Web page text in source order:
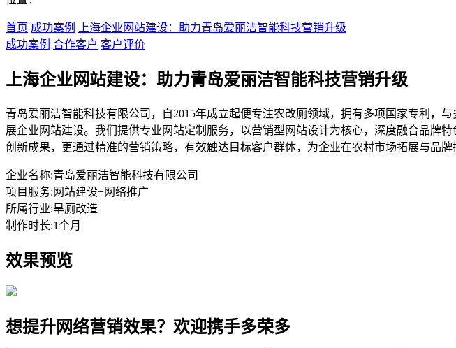
首页 成功案例
上海企业网站建设：助力青岛爱丽洁智能科技营销升级
成功案例 合作客户 客户评价
上海企业网站建设：助力青岛爱丽洁智能科技营销升级
青岛爱丽洁智能科技有限公司，自2015年成立起便专注农改厕领域，拥有多项国家专利，
展企业网站建设。我们提供专业网站定制服务，以营销型网站设计为核心，深度融合品牌
创新成果，更通过精准的营销策略，有效触达目标客户群体，为企业在农村市场拓展与品牌
企业名称:青岛爱丽洁智能科技有限公司
项目服务: 网站建设+网络推广
所属行业:旱厕改造
制作时长:1个月
效果预览
想提升网络营销效果？欢迎携手多荣多